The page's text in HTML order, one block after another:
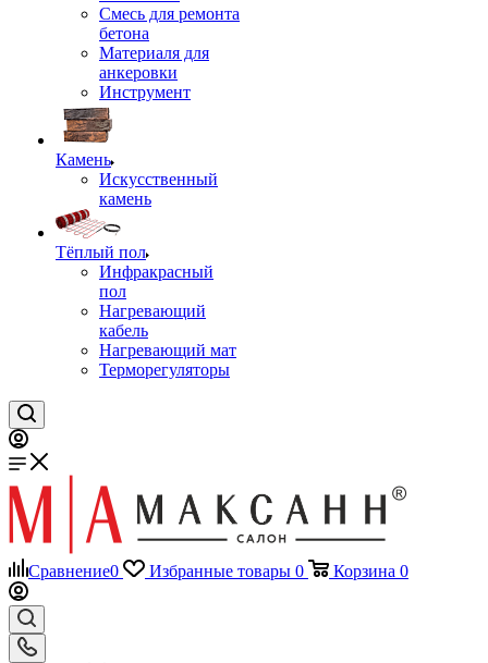
Смесь для ремонта
бетона
Материаля для
анкеровки
Инструмент
Камень
Искусственный
камень
Тёплый пол
Инфракрасный
пол
Нагревающий
кабель
Нагревающий мат
Терморегуляторы
Сравнение0 Избранные товары 0 Корзина 0